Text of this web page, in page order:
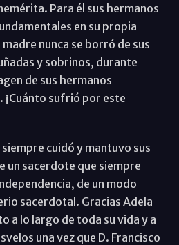
Para él sus hermanos
en su propia
nunca se borró de sus
y sobrinos, durante
de sus hermanos
¡Cuánto sufrió por este
cuidó y mantuvo sus
un sacerdote que siempre
de un modo
sacerdotal. Gracias Adela
a lo largo de toda su vida y a
una vez que D. Francisco